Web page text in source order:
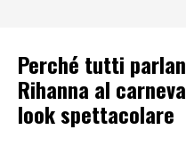
Perché tutti
Rihanna al
look spettacolare